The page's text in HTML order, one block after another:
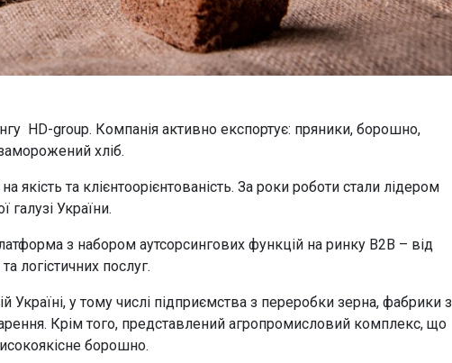
HD-group. Компанія активно експортує: пряники, борошно,
хліб.
якість та клієнтоорієнтованість. За роки роботи стали лідером
України.
з набором аутсорсингових функцій на ринку B2B – від
логістичних послуг.
Україні, у тому числі підприємства з переробки зерна, фабрики з
Крім того, представлений агропромисловий комплекс, що
борошно.